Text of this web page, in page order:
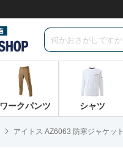
ワークパンツ シャツ
アイトス AZ6063 防寒ジャケット